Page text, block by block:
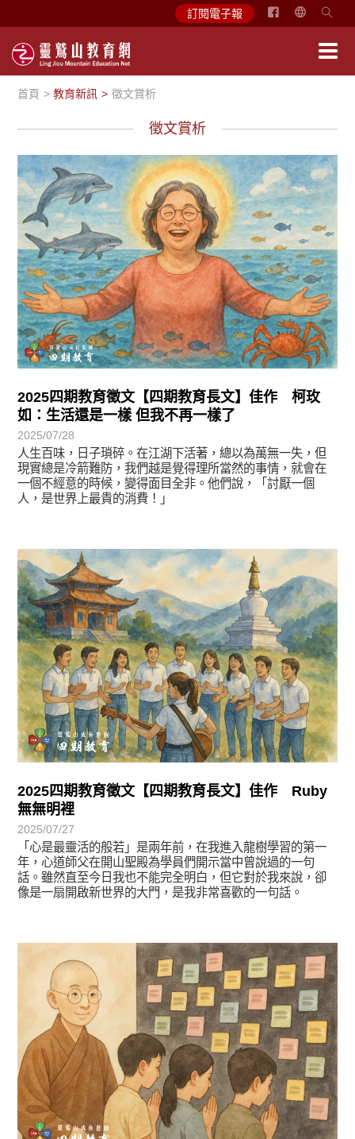
訂閱電子報
简
首頁 教育新訊 徵文賞析
徵文賞析
2025四期教育徵文【四期教育長文】佳作 柯玫
如：生活還是一樣 但我不再一樣了
2025/07/28
人生百味，日子瑣碎。在江湖下活著，總以為萬無一失，但
現實總是冷箭難防，我們越是覺得理所當然的事情，就會在
一個不經意的時候，變得面目全非。他們說，「討厭一個
人，是世界上最貴的消費！」
徵文賞析
2025四期教育徵文【四期教育長文】佳作 Ruby
無無明裡
2025/07/27
「心是最靈活的般若」是兩年前，在我進入龍樹學習的第一
年，心道師父在開山聖殿為學員們開示當中曾說過的一句
話。雖然直至今日我也不能完全明白，但它對於我來說，卻
像是一扇開啟新世界的大門，是我非常喜歡的一句話。
徵文賞析
徵文賞析